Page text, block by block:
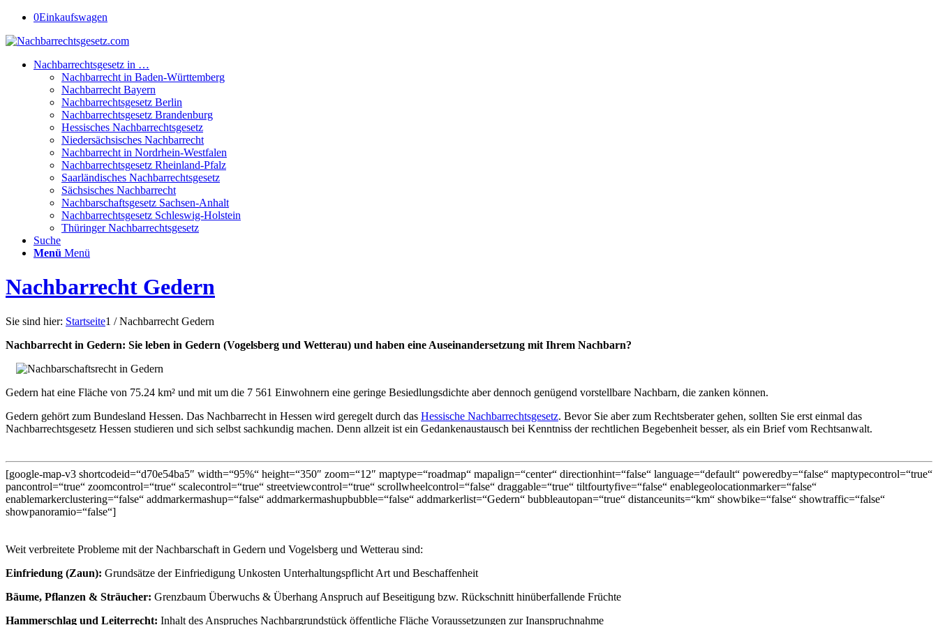
0Einkaufswagen
Nachbarrechtsgesetz in …
Nachbarrecht in Baden-Württemberg
Nachbarrecht Bayern
Nachbarrechtsgesetz Berlin
Nachbarrechtsgesetz Brandenburg
Hessisches Nachbarrechtsgesetz
Niedersächsisches Nachbarrecht
Nachbarrecht in Nordrhein-Westfalen
Nachbarrechtsgesetz Rheinland-Pfalz
Saarländisches Nachbarrechtsgesetz
Sächsisches Nachbarrecht
Nachbarschaftsgesetz Sachsen-Anhalt
Nachbarrechtsgesetz Schleswig-Holstein
Thüringer Nachbarrechtsgesetz
Suche
Menü Menü
Nachbarrecht Gedern
Sie sind hier: Startseite1 / Nachbarrecht Gedern
Nachbarrecht in Gedern: Sie leben in Gedern (Vogelsberg und Wetterau) und haben eine Auseinandersetzung mit Ihrem Nachbarn?
Gedern hat eine Fläche von 75.24 km² und mit um die 7 561 Einwohnern eine geringe Besiedlungsdichte aber dennoch genügend vorstellbare Nachbarn, die zanken können.
Gedern gehört zum Bundesland Hessen. Das Nachbarrecht in Hessen wird geregelt durch das Hessische Nachbarrechtsgesetz. Bevor Sie aber zum Rechtsberater gehen, sollten Sie erst einmal das
Nachbarrechtsgesetz Hessen studieren und sich selbst sachkundig machen. Denn allzeit ist ein Gedankenaustausch bei Kenntniss der rechtlichen Begebenheit besser, als ein Brief vom Rechtsanwalt.
[google-map-v3 shortcodeid=“d70e54ba5″ width=“95%“ height=“350″ zoom=“12″ maptype=“roadmap“ mapalign=“center“ directionhint=“false“ language=“default“ poweredby=“false“ maptypecontrol=“true“
pancontrol=“true“ zoomcontrol=“true“ scalecontrol=“true“ streetviewcontrol=“true“ scrollwheelcontrol=“false“ draggable=“true“ tiltfourtyfive=“false“ enablegeolocationmarker=“false“
enablemarkerclustering=“false“ addmarkermashup=“false“ addmarkermashupbubble=“false“ addmarkerlist=“Gedern“ bubbleautopan=“true“ distanceunits=“km“ showbike=“false“ showtraffic=“false“
showpanoramio=“false“]
Weit verbreitete Probleme mit der Nachbarschaft in Gedern und Vogelsberg und Wetterau sind:
Einfriedung (Zaun): Grundsätze der Einfriedigung Unkosten Unterhaltungspflicht Art und Beschaffenheit
Bäume, Pflanzen & Sträucher: Grenzbaum Überwuchs & Überhang Anspruch auf Beseitigung bzw. Rückschnitt hinüberfallende Früchte
Hammerschlag und Leiterrecht: Inhalt des Anspruches Nachbargrundstück öffentliche Fläche Voraussetzungen zur Inanspruchnahme